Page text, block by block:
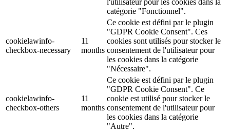
l'utilisateur pour les cookies dans la
catégorie "Fonctionnel".
cookielawinfo-
checkbox-necessary
11
months
Ce cookie est défini par le plugin
"GDPR Cookie Consent". Ces
cookies sont utilisés pour stocker le
consentement de l'utilisateur pour
les cookies dans la catégorie
"Nécessaire".
cookielawinfo-
checkbox-others
11
months
Ce cookie est défini par le plugin
"GDPR Cookie Consent". Ce
cookie est utilisé pour stocker le
consentement de l'utilisateur pour
les cookies dans la catégorie
"Autre".